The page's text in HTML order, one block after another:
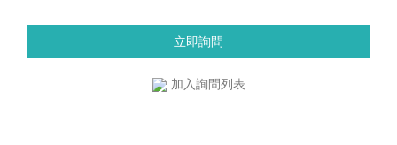
立即詢問
加入詢問列表